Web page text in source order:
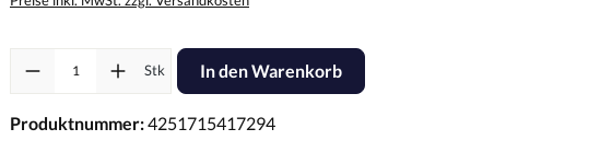
Produkt Anzahl: Gib den gewünschten Wert ein oder benutze die Schaltflächen
Stk In den Warenkorb
Produktnummer:4251715417294